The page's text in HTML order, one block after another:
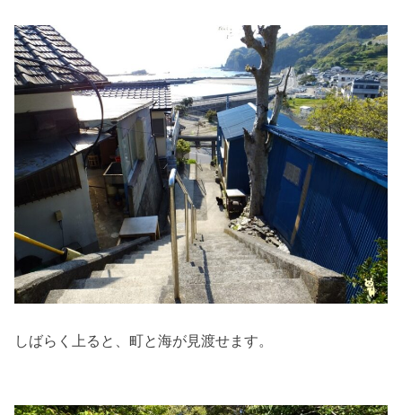
しばらく上ると、町と海が見渡せます。